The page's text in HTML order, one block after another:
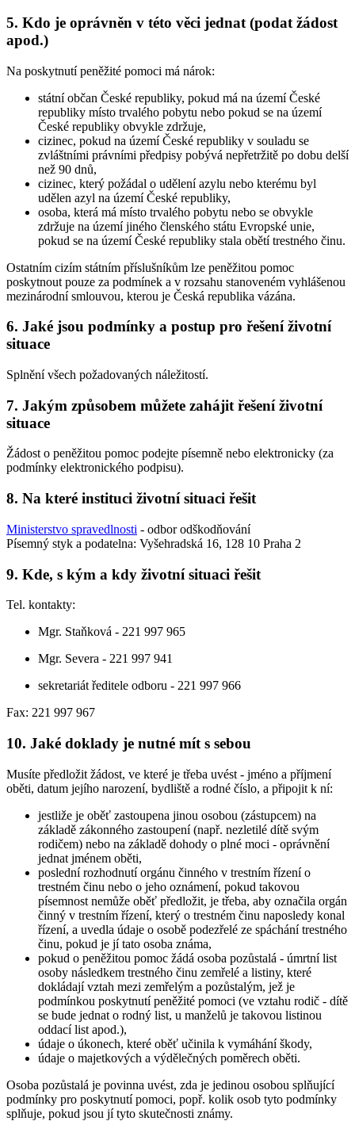
5. Kdo je oprávněn v této věci jednat (podat žádost
apod.)
Na poskytnutí peněžité pomoci má nárok:
státní občan České republiky, pokud má na území České
republiky místo trvalého pobytu nebo pokud se na území
České republiky obvykle zdržuje,
cizinec, pokud na území České republiky v souladu se
zvláštními právními předpisy pobývá nepřetržitě po dobu delší
než 90 dnů,
cizinec, který požádal o udělení azylu nebo kterému byl
udělen azyl na území České republiky,
osoba, která má místo trvalého pobytu nebo se obvykle
zdržuje na území jiného členského státu Evropské unie,
pokud se na území České republiky stala obětí trestného činu.
Ostatním cizím státním příslušníkům lze peněžitou pomoc
poskytnout pouze za podmínek a v rozsahu stanoveném vyhlášenou
mezinárodní smlouvou, kterou je Česká republika vázána.
6. Jaké jsou podmínky a postup pro řešení životní
situace
Splnění všech požadovaných náležitostí.
7. Jakým způsobem můžete zahájit řešení životní
situace
Žádost o peněžitou pomoc podejte písemně nebo elektronicky (za
podmínky elektronického podpisu).
8. Na které instituci životní situaci řešit
Ministerstvo spravedlnosti - odbor odškodňování
Písemný styk a podatelna: Vyšehradská 16, 128 10 Praha 2
9. Kde, s kým a kdy životní situaci řešit
Tel. kontakty:
Mgr. Staňková - 221 997 965
Mgr. Severa - 221 997 941
sekretariát ředitele odboru - 221 997 966
Fax: 221 997 967
10. Jaké doklady je nutné mít s sebou
Musíte předložit žádost, ve které je třeba uvést - jméno a příjmení
oběti, datum jejího narození, bydliště a rodné číslo, a připojit k ní:
jestliže je oběť zastoupena jinou osobou (zástupcem) na
základě zákonného zastoupení (např. nezletilé dítě svým
rodičem) nebo na základě dohody o plné moci - oprávnění
jednat jménem oběti,
poslední rozhodnutí orgánu činného v trestním řízení o
trestném činu nebo o jeho oznámení, pokud takovou
písemnost nemůže oběť předložit, je třeba, aby označila orgán
činný v trestním řízení, který o trestném činu naposledy konal
řízení, a uvedla údaje o osobě podezřelé ze spáchání trestného
činu, pokud je jí tato osoba známa,
pokud o peněžitou pomoc žádá osoba pozůstalá - úmrtní list
osoby následkem trestného činu zemřelé a listiny, které
dokládají vztah mezi zemřelým a pozůstalým, jež je
podmínkou poskytnutí peněžité pomoci (ve vztahu rodič - dítě
se bude jednat o rodný list, u manželů je takovou listinou
oddací list apod.),
údaje o úkonech, které oběť učinila k vymáhání škody,
údaje o majetkových a výdělečných poměrech oběti.
Osoba pozůstalá je povinna uvést, zda je jedinou osobou splňující
podmínky pro poskytnutí pomoci, popř. kolik osob tyto podmínky
splňuje, pokud jsou jí tyto skutečnosti známy.